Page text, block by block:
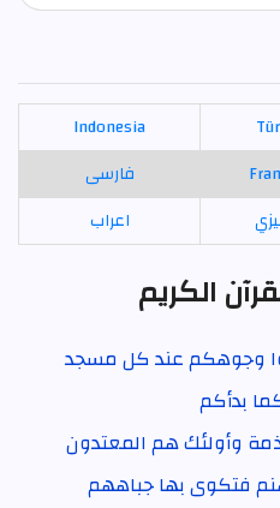
Indonesia
فارسی
اعراب
الكريم
وجوهكم عند كل مسجد
بدأكم
وأولئك هم المعتدون
فتكوى بها جباههم